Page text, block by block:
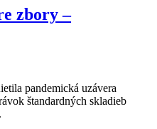
zbory –
pandemická uzávera
štandardných skladieb